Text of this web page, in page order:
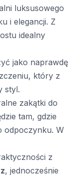
luksusowego
i elegancji. Z
idealny
jako naprawdę
który z
styl.
zakątki do
tam, gdzie
odpoczynku. W
z
, jednocześnie